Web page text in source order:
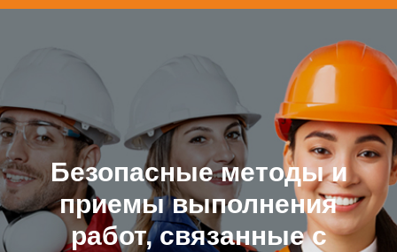
Безопасные методы и
приемы выполнения
работ, связанные с